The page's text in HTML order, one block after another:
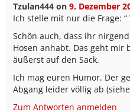
Tzulan444on 9. Dezember
Ich stelle mit nur die Frage: “
Schön auch, dass ihr
Hosen anhabt. Das geht mir
äußerst auf den Sack.
Ich mag euren Humor. Der
Abgang leider völlig ab (siehe
Zum Antworten anmelden